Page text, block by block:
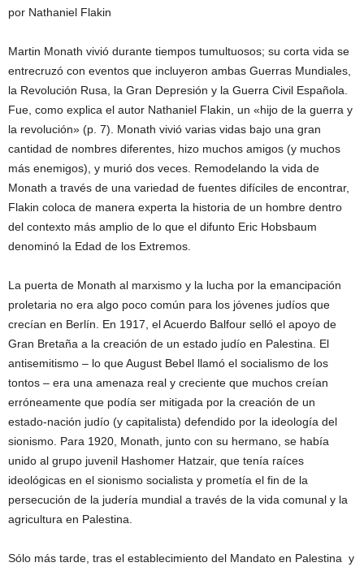
por Nathaniel Flakin
Martin Monath vivió durante tiempos tumultuosos; su corta vida se
entrecruzó con eventos que incluyeron ambas Guerras Mundiales,
la Revolución Rusa, la Gran Depresión y la Guerra Civil Española.
Fue, como explica el autor Nathaniel Flakin, un «hijo de la guerra y
la revolución» (p. 7). Monath vivió varias vidas bajo una gran
cantidad de nombres diferentes, hizo muchos amigos (y muchos
más enemigos), y murió dos veces. Remodelando la vida de
Monath a través de una variedad de fuentes difíciles de encontrar,
Flakin coloca de manera experta la historia de un hombre dentro
del contexto más amplio de lo que el difunto Eric Hobsbaum
denominó la Edad de los Extremos.
La puerta de Monath al marxismo y la lucha por la emancipación
proletaria no era algo poco común para los jóvenes judíos que
crecían en Berlín. En 1917, el Acuerdo Balfour selló el apoyo de
Gran Bretaña a la creación de un estado judío en Palestina. El
antisemitismo – lo que August Bebel llamó el socialismo de los
tontos – era una amenaza real y creciente que muchos creían
erróneamente que podía ser mitigada por la creación de un
estado-nación judío (y capitalista) defendido por la ideología del
sionismo. Para 1920, Monath, junto con su hermano, se había
unido al grupo juvenil Hashomer Hatzair, que tenía raíces
ideológicas en el sionismo socialista y prometía el fin de la
persecución de la judería mundial a través de la vida comunal y la
agricultura en Palestina.
Sólo más tarde, tras el establecimiento del Mandato en Palestina y